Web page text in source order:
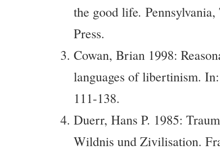
the good life.
Press.
Cowan, Brian 1998:
languages of libertinism.
111-138.
Duerr, Hans P. 1985:
Wildnis und Zivilisation.